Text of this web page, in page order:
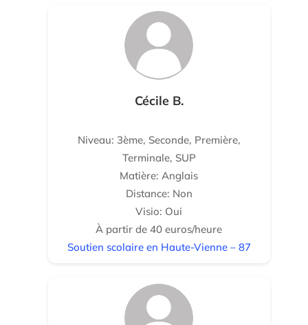
Cécile B.
Niveau: 3ème, Seconde, Première,
Terminale, SUP
Matière: Anglais
Distance: Non
Visio: Oui
À partir de 40 euros/heure
Soutien scolaire en Haute-Vienne – 87